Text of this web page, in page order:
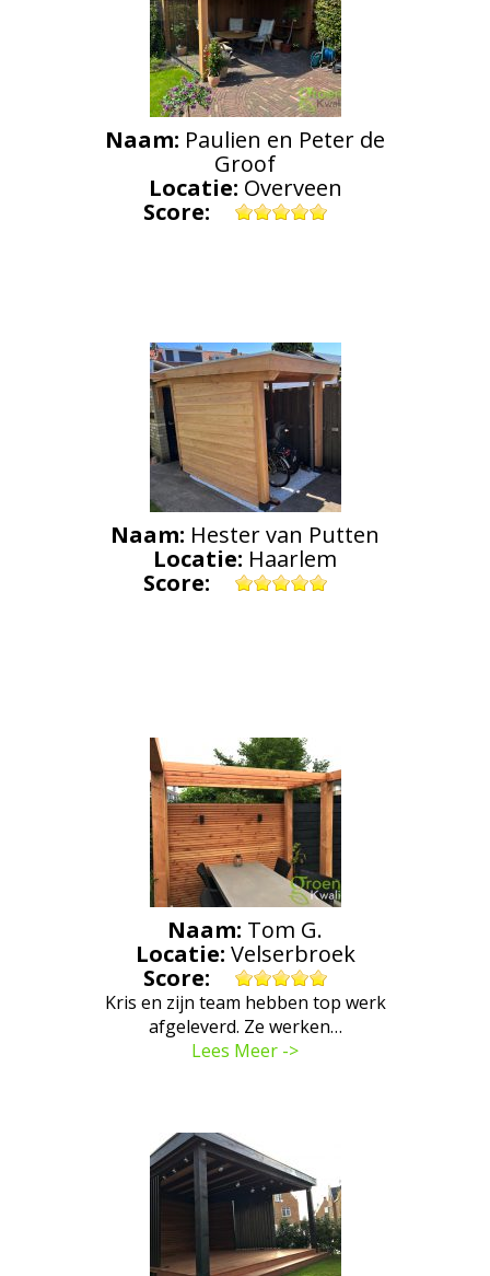
Naam: Paulien en Peter de
Groof
Locatie: Overveen
Score:
Naam: Hester van Putten
Locatie: Haarlem
Score:
Naam: Tom G.
Locatie: Velserbroek
Score:
Kris en zijn team hebben top werk
afgeleverd. Ze werken…
Lees Meer ->